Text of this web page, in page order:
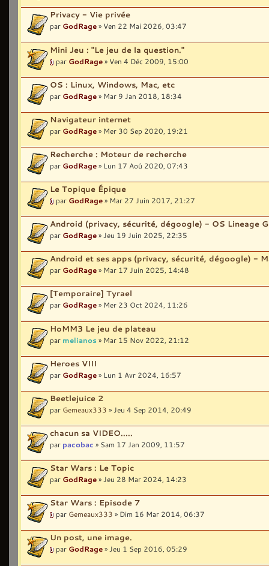
Privacy - Vie privée
par GodRage» Ven 22 Mai 2026, 03:47
Mini Jeu : "Le jeu de la question."
par GodRage» Ven 4 Déc 2009, 15:00
OS : Linux, Windows, Mac, etc
par GodRage» Mar 9 Jan 2018, 18:34
Navigateur internet
par GodRage» Mer 30 Sep 2020, 19:21
Recherche : Moteur de recherche
par GodRage» Lun 17 Aoû 2020, 07:43
Le Topique Épique
par GodRage» Mar 27 Juin 2017, 21:27
Android (privacy, sécurité, dégoogle) - OS Lineage
par GodRage» Jeu 19 Juin 2025, 22:35
Android et ses apps (privacy, sécurité, dégoogle) -
par GodRage» Mar 17 Juin 2025, 14:48
[Temporaire] Tyrael
par GodRage» Mer 23 Oct 2024, 11:26
HoMM3 Le jeu de plateau
par melianos» Mar 15 Nov 2022, 21:12
Heroes VIII
par GodRage» Lun 1 Avr 2024, 16:57
Beetlejuice 2
par Gemeaux333 » Jeu 4 Sep 2014, 20:49
chacun sa VIDEO.....
par pacobac » Sam 17 Jan 2009, 11:57
Star Wars : Le Topic
par GodRage» Jeu 28 Mar 2024, 14:23
Star Wars : Episode 7
par Gemeaux333 » Dim 16 Mar 2014, 06:37
Un post, une image.
par GodRage» Jeu 1 Sep 2016, 05:29